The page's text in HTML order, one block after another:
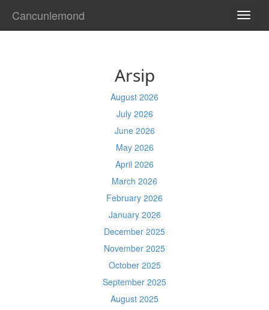
Cancunlemond
Arsip
August 2026
July 2026
June 2026
May 2026
April 2026
March 2026
February 2026
January 2026
December 2025
November 2025
October 2025
September 2025
August 2025